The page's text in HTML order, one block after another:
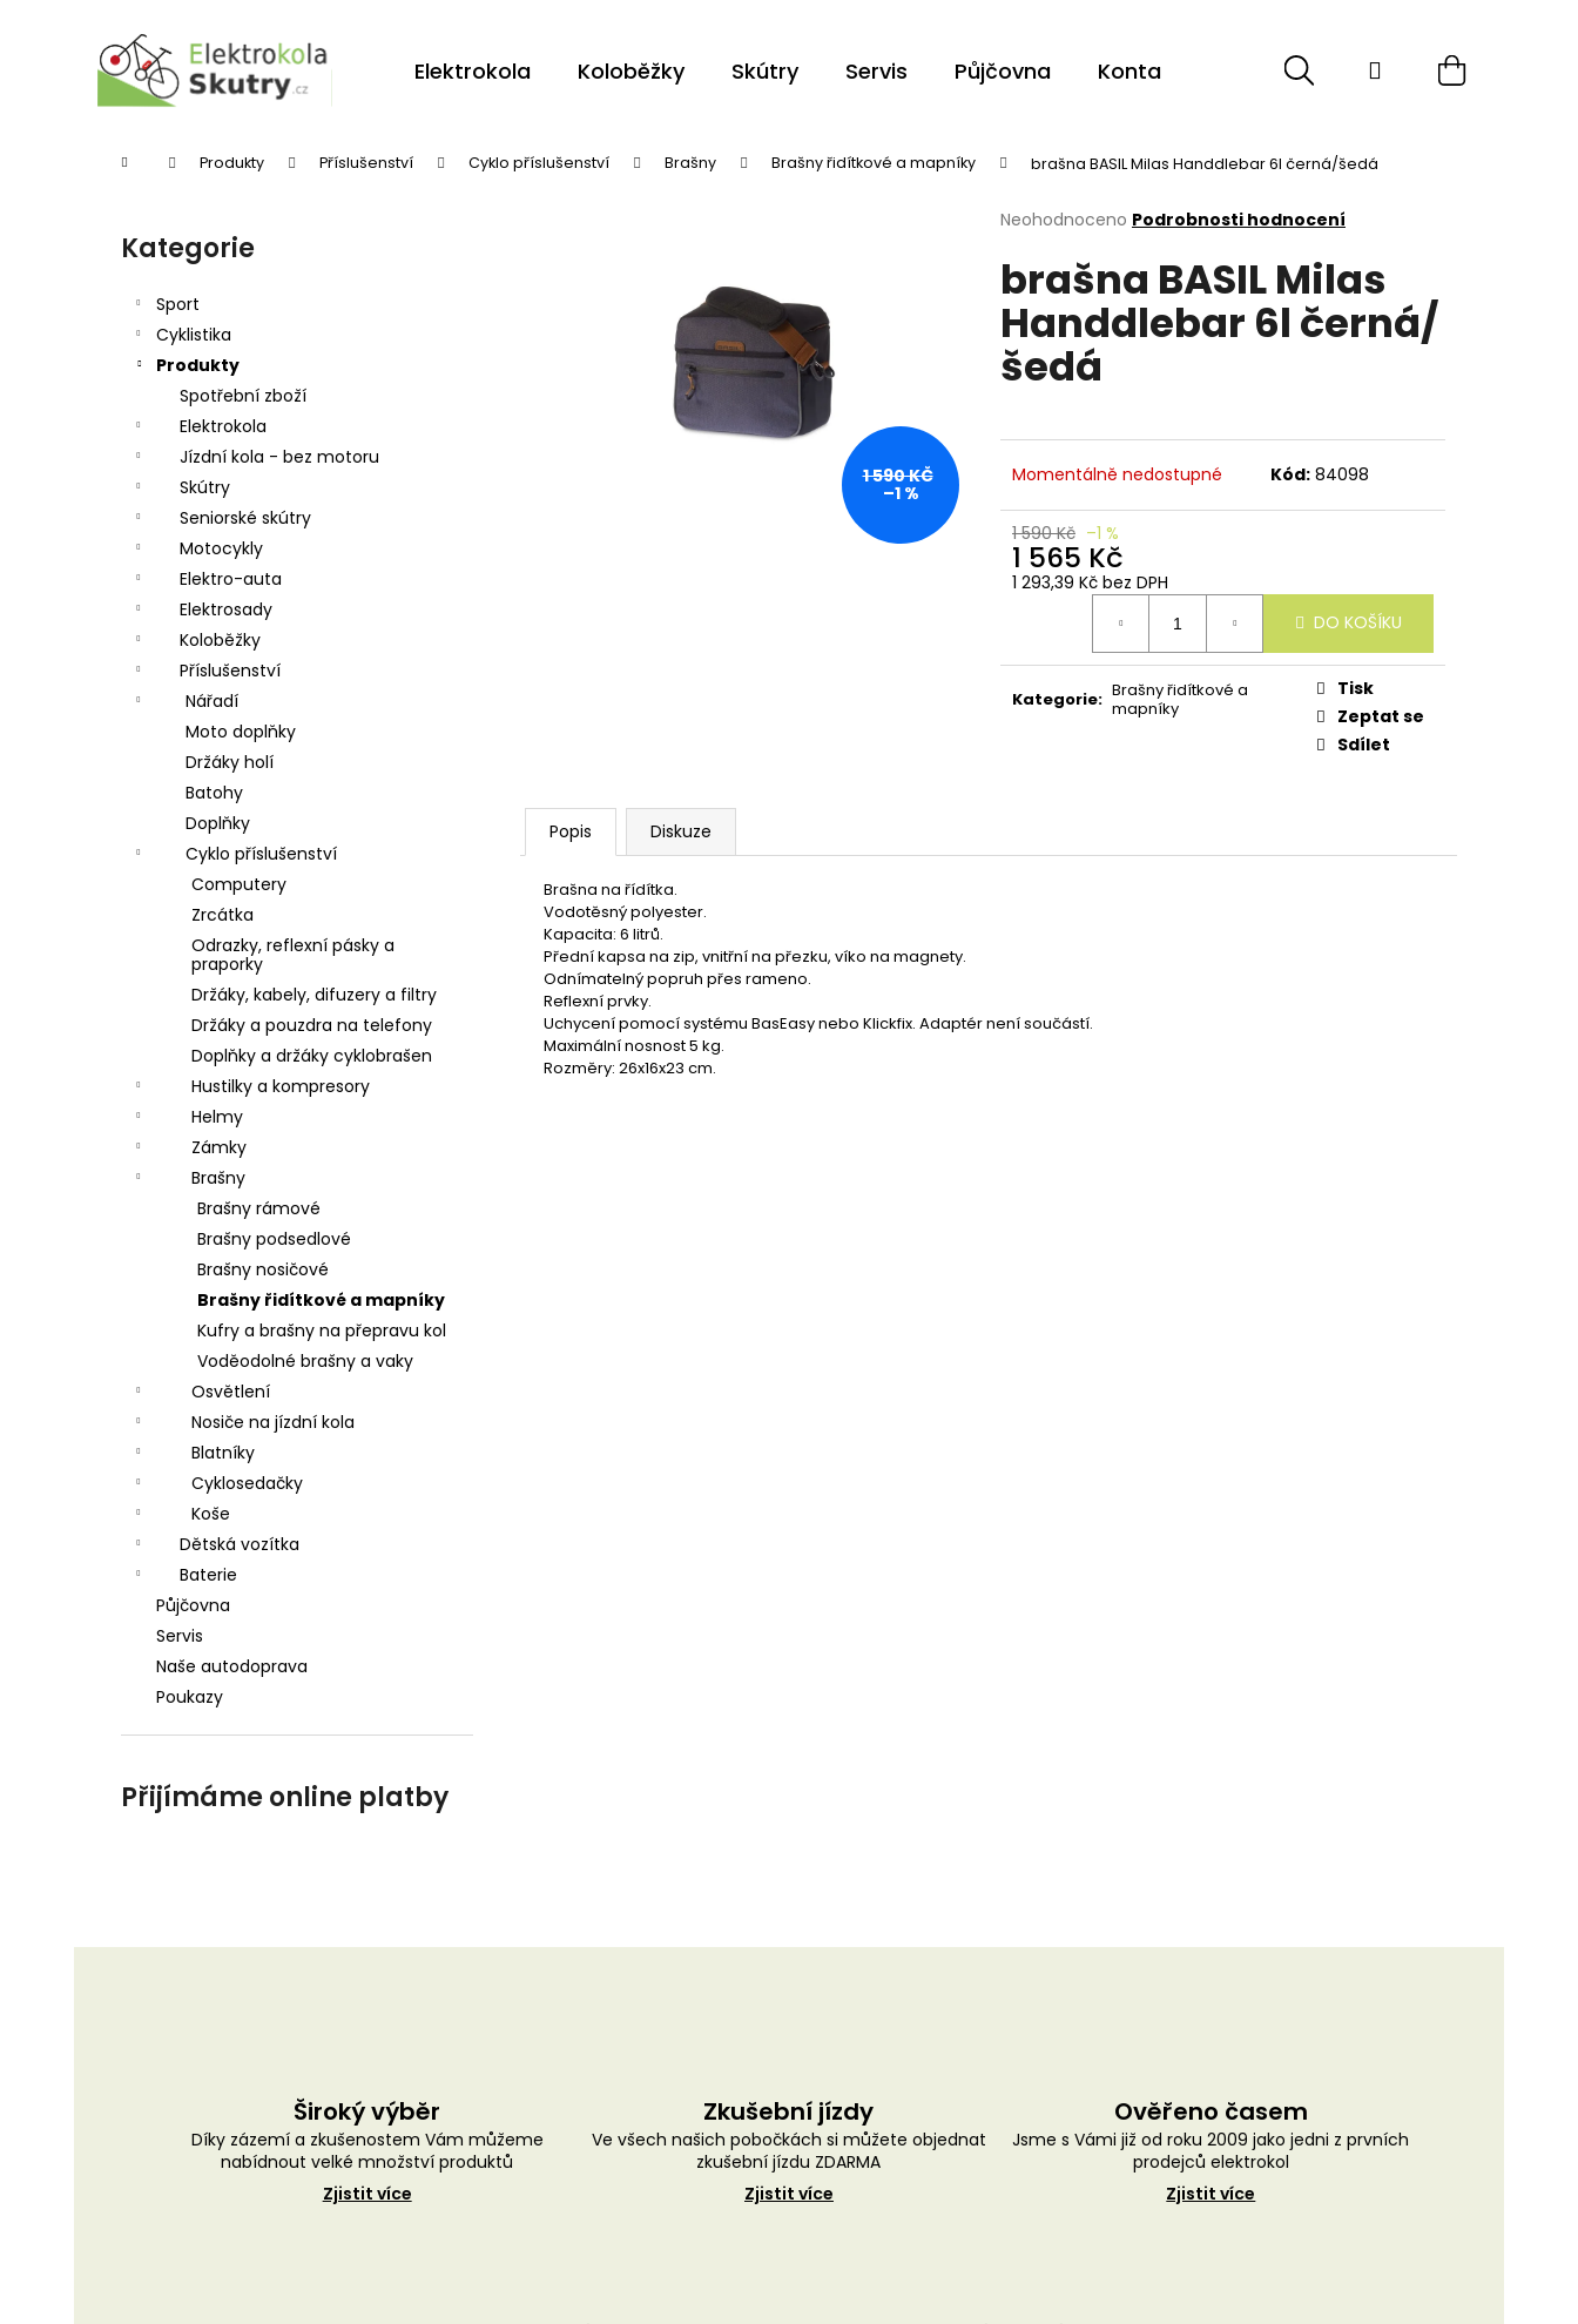
Elektrokola Koloběžky Skútry Servis Půjčovna Kontakt HledatPřihlášeníNákupní
Domů Produkty Příslušenství Cyklo příslušenství Brašny Brašny řidítkové a mapníky brašna BASIL Milas Handdlebar 6l černá/šedá
Přeskočit
kategorie
Kategorie
Sport
Cyklistika
Produkty
Spotřební zboží
Elektrokola
Jízdní kola - bez motoru
Skútry
Seniorské skútry
Motocykly
Elektro-auta
Elektrosady
Koloběžky
Příslušenství
Nářadí
Moto doplňky
Držáky holí
Batohy
Doplňky
Cyklo příslušenství
Computery
Zrcátka
Odrazky, reflexní pásky a
praporky
Držáky, kabely, difuzery a filtry
Držáky a pouzdra na telefony
Doplňky a držáky cyklobrašen
Hustilky a kompresory
Helmy
Zámky
Brašny
Brašny rámové
Brašny podsedlové
Brašny nosičové
Brašny řidítkové a mapníky
Kufry a brašny na přepravu kol
Voděodolné brašny a vaky
Osvětlení
Nosiče na jízdní kola
Blatníky
Cyklosedačky
Koše
Dětská vozítka
Baterie
Půjčovna
Servis
Naše autodoprava
Poukazy
Přijímáme online platby
Průměrné
produktu
je
0,0
5
hvězdiček.
Neohodnoceno Podrobnosti hodnocení
brašna BASIL Milas
Handdlebar 6l černá/
šedá
Momentálně nedostupné Kód: 84098
1 590 Kč –1 %
1 565 Kč
1 293,39 Kč bez DPH
DO KOŠÍKU
Kategorie: Brašny řidítkové a
mapníky
Tisk
Zeptat se
Sdílet
1 590 KČ
–1 %
Popis Diskuze
Brašna na řídítka.
Vodotěsný polyester.
Kapacita: 6 litrů.
Přední kapsa na zip, vnitřní na přezku, víko na magnety.
Odnímatelný popruh přes rameno.
Reflexní prvky.
Uchycení pomocí systému BasEasy nebo Klickfix. Adaptér není součástí.
Maximální nosnost 5 kg.
Rozměry: 26x16x23 cm.
Široký výběr
Díky zázemí a zkušenostem Vám můžeme
nabídnout velké množství produktů
Zjistit více
Zkušební jízdy
Ve všech našich pobočkách si můžete objednat
zkušební jízdu ZDARMA
Zjistit více
Ověřeno časem
Jsme s Vámi již od roku 2009 jako jedni z prvních
prodejců elektrokol
Zjistit více
Zpět
Zpět
Doporučujeme